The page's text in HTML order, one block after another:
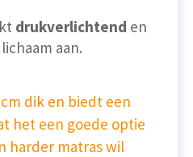
drukverlichtend en
aan.
dik en biedt een
het een goede optie
harder matras wil